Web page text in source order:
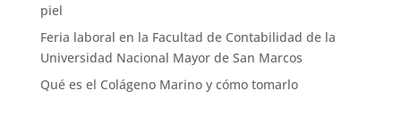
piel
Feria laboral en la Facultad de Contabilidad de la
Universidad Nacional Mayor de San Marcos
Qué es el Colágeno Marino y cómo tomarlo